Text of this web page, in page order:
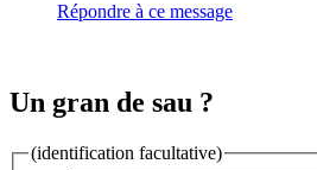
Répondre à ce message
Un gran de sau ?
(identification facultative)